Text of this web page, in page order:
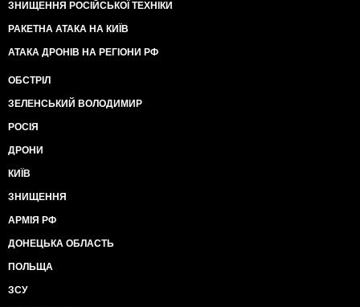
ЗНИЩЕННЯ РОСІЙСЬКОЇ ТЕХНІКИ
РАКЕТНА АТАКА НА КИЇВ
АТАКА ДРОНІВ НА РЕГІОНИ РФ
ОБСТРІЛ
ЗЕЛЕНСЬКИЙ ВОЛОДИМИР
РОСІЯ
ДРОНИ
КИЇВ
ЗНИЩЕННЯ
АРМІЯ РФ
ДОНЕЦЬКА ОБЛАСТЬ
ПОЛЬЩА
ЗСУ